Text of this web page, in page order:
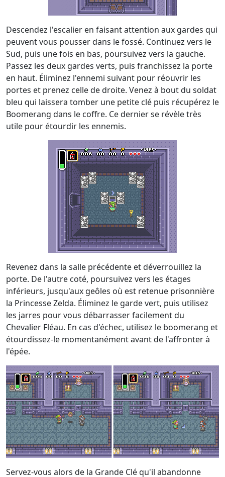
Descendez l'escalier en faisant attention aux gardes qui
peuvent vous pousser dans le fossé. Continuez vers le
Sud, puis une fois en bas, poursuivez vers la gauche.
Passez les deux gardes verts, puis franchissez la porte
en haut. Éliminez l'ennemi suivant pour réouvrir les
portes et prenez celle de droite. Venez à bout du soldat
bleu qui laissera tomber une petite clé puis récupérez le
Boomerang dans le coffre. Ce dernier se révèle très
utile pour étourdir les ennemis.
Revenez dans la salle précédente et déverrouillez la
porte. De l'autre coté, poursuivez vers les étages
inférieurs, jusqu'aux geôles où est retenue prisonnière
la Princesse Zelda. Éliminez le garde vert, puis utilisez
les jarres pour vous débarrasser facilement du
Chevalier Fléau. En cas d'échec, utilisez le boomerang et
étourdissez-le momentanément avant de l'affronter à
l'épée.
Servez-vous alors de la Grande Clé qu'il abandonne